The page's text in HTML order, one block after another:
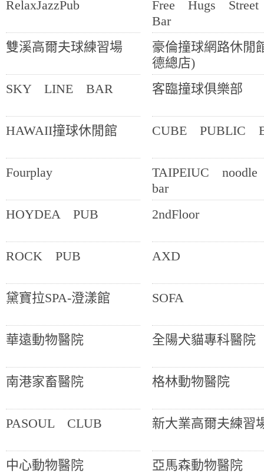
RelaxJazzPub
Free Hugs
Bar
雙溪高爾夫球練習場
豪倫撞球網路休閒
德總店)
SKY LINE BAR
客臨撞球俱樂部
HAWAII撞球休閒館 CUBE PUBLIC
Fourplay
TAIPEIUC
bar
HOYDEA PUB
2ndFloor
ROCK PUB AXD
黛寶拉SPA-澄漾館 SOFA
華遠動物醫院 全陽犬貓專科醫院
南港家畜醫院 格林動物醫院
PASOUL CLUB 新大業高爾夫練習
中心動物醫院 亞馬森動物醫院